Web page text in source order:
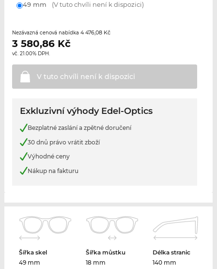
49 mm (V tuto chvíli není k dispozici)
Nezávazná cenová nabídka 4 476,08 Kč
3 580,86Kč
vč. 21.00% DPH.
V tuto chvíli není k dispozici
Exkluzivní výhody Edel-Optics
Bezplatné zaslání a zpětné doručení
30 dnů právo vrátit zboží
Výhodné ceny
Nákup na fakturu
Šířka skel
49 mm
Šířka můstku
18 mm
Délka stranic
140 mm